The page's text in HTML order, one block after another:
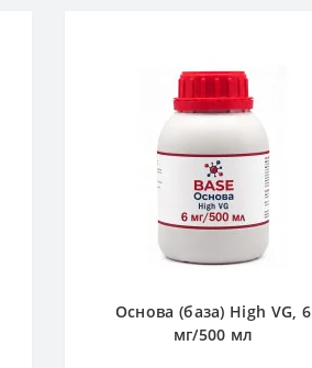
Основа (база) High VG, 6
мг/500 мл